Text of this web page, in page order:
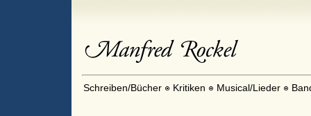
Schreiben/Bücher Kritiken Musical/Lieder